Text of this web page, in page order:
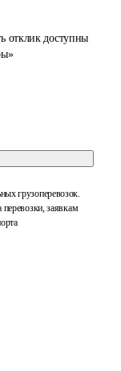
отклик доступны
грузоперевозок.
перевозки, заявкам